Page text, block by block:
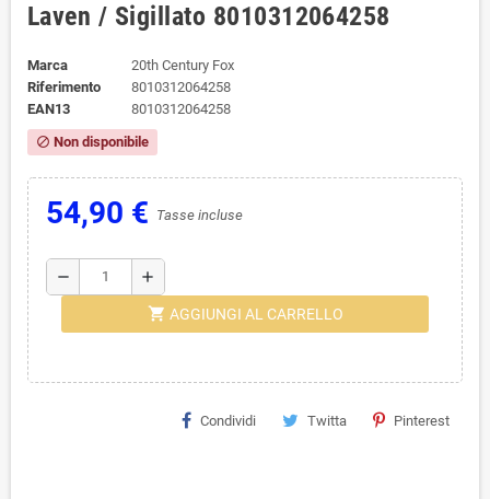
Laven / Sigillato 8010312064258
Marca
20th Century Fox
Riferimento
8010312064258
EAN13
8010312064258
block Non disponibile
54,90 € Tasse incluse
remove add
shopping_cart AGGIUNGI AL CARRELLO
Condividi Twitta Pinterest